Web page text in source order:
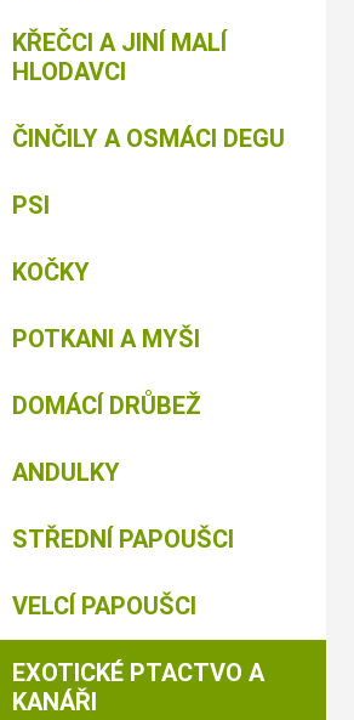
KŘEČCI A JINÍ MALÍ
HLODAVCI
ČINČILY A OSMÁCI DEGU
PSI
KOČKY
POTKANI A MYŠI
DOMÁCÍ DRŮBEŽ
ANDULKY
STŘEDNÍ PAPOUŠCI
VELCÍ PAPOUŠCI
EXOTICKÉ PTACTVO A
KANÁŘI